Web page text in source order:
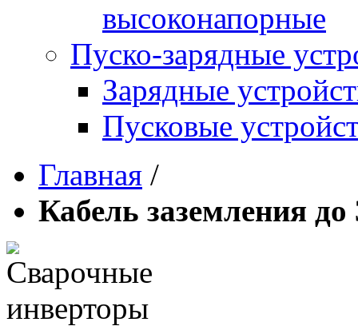
высоконапорные
Пуско-зарядные
Зарядные
Пусковые
Главная /
Кабель заземления